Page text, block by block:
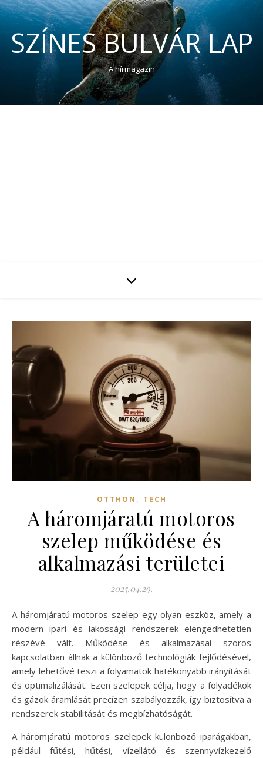
SZÍNES BULVÁR LAP
A hírmagazin
OTTHON , TECH
A háromjáratú motoros
szelep működése és
alkalmazási területei
2025.04.29.
A háromjáratú motoros szelep egy olyan eszköz, amely a
modern ipari és lakossági rendszerek elengedhetetlen
részévé vált. Működése és alkalmazásai szoros
kapcsolatban állnak a különböző technológiák fejlődésével,
amely lehetővé teszi a folyamatok hatékonyabb irányítását
és optimalizálását. Ezen szelepek célja, hogy a folyadékok
és gázok áramlását precízen szabályozzák, így biztosítva a
rendszerek stabilitását és megbízhatóságát.
A háromjáratú motoros szelepek különböző iparágakban,
például fűtési, hűtési, vízellátó és szennyvízkezelő